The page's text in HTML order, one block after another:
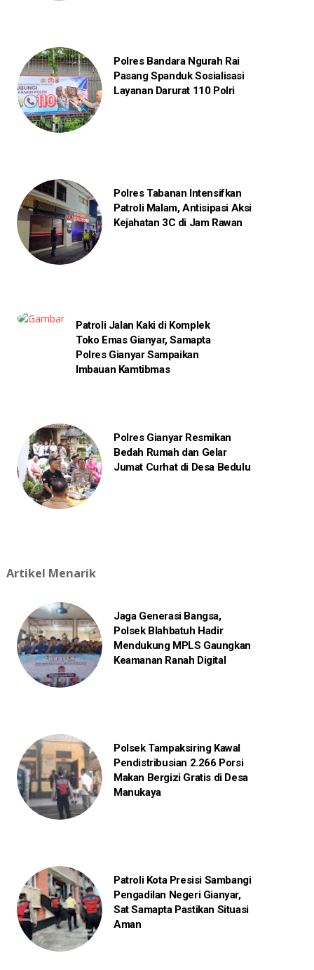
Polres Bandara Ngurah Rai
Pasang Spanduk Sosialisasi
Layanan Darurat 110 Polri
Polres Tabanan Intensifkan
Patroli Malam, Antisipasi Aksi
Kejahatan 3C di Jam Rawan
Patroli Jalan Kaki di Komplek
Toko Emas Gianyar, Samapta
Polres Gianyar Sampaikan
Imbauan Kamtibmas
Polres Gianyar Resmikan
Bedah Rumah dan Gelar
Jumat Curhat di Desa Bedulu
Artikel Menarik
Jaga Generasi Bangsa,
Polsek Blahbatuh Hadir
Mendukung MPLS Gaungkan
Keamanan Ranah Digital
Polsek Tampaksiring Kawal
Pendistribusian 2.266 Porsi
Makan Bergizi Gratis di Desa
Manukaya
Patroli Kota Presisi Sambangi
Pengadilan Negeri Gianyar,
Sat Samapta Pastikan Situasi
Aman